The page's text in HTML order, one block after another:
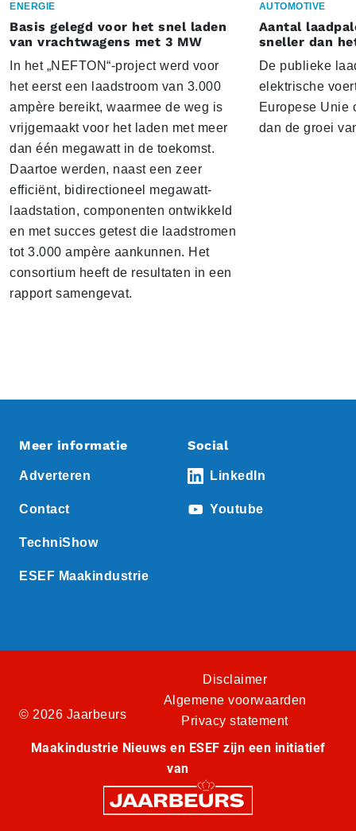
ENERGIE
Basis gelegd voor het snel laden
van vrachtwagens met 3 MW
In het „NEFTON“-project werd voor
het eerst een laadstroom van 3.000
ampère bereikt, waarmee de weg is
vrijgemaakt voor het laden met meer
dan één megawatt in de toekomst.
Daartoe werden, naast een zeer
efficiënt, bidirectioneel megawatt-
laadstation, componenten ontwikkeld
en met succes getest die laadstromen
tot 3.000 ampère aankunnen. Het
consortium heeft de resultaten in een
rapport samengevat.
AUTOMOTIVE
Aantal
sneller dan
De publieke
elektrische
Europese Unie
dan de groei
Meer informatie
Adverteren
Contact
TechniShow
ESEF Maakindustrie
Social
LinkedIn
Youtube
© 2026 Jaarbeurs
Disclaimer
Algemene voorwaarden
Privacy statement
Maakindustrie Nieuws en ESEF zijn een initiatief
van